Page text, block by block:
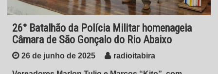
26° Batalhão da Polícia Militar homenageia
Câmara de São Gonçalo do Rio Abaixo
26 de junho de 2025 radioitabira